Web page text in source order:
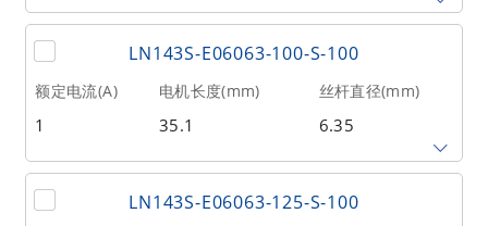
2 20 0.21
丝杆导程(mm) 丝杆长度(mm) 额定推力(N
@300RPM)
相数 转子惯量(g•cm²) 重量(kg)
2 20 0.21
LN143S-E06063-100-S-100
额定电流(A) 电机长度(mm) 丝杆直径(mm)
1 35.1 6.35
丝杆导程(mm) 丝杆长度(mm) 额定推力(N
@300RPM)
LN143S-E06063-125-S-100